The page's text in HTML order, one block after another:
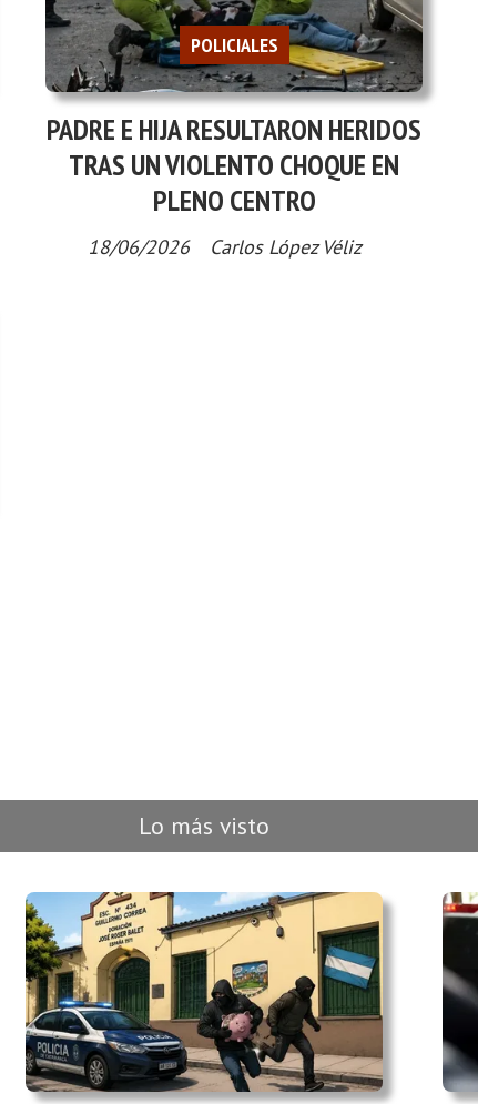
PADRE E HIJA RESULTARON HERIDOS
TRAS UN VIOLENTO CHOQUE EN
PLENO CENTRO
Carlos López Véliz
POLICIALES
18/06/2026
Lo más visto